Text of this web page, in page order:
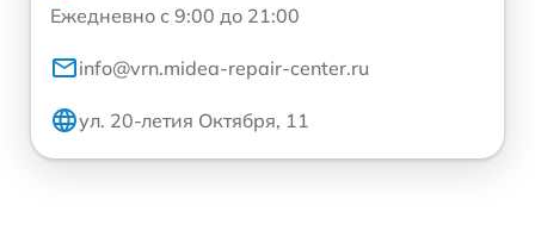
Ежедневно с 9:00 до 21:00
info@vrn.midea-repair-center.ru
ул. 20-летия Октября, 11